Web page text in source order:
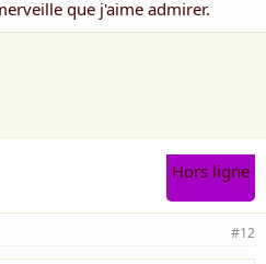
que j'aime admirer.
Hors ligne
#12